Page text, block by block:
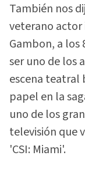
También nos
veterano actor
Gambon, a los
ser uno de los
escena teatral
papel en la
uno de los
televisión que
'CSI: Miami'.